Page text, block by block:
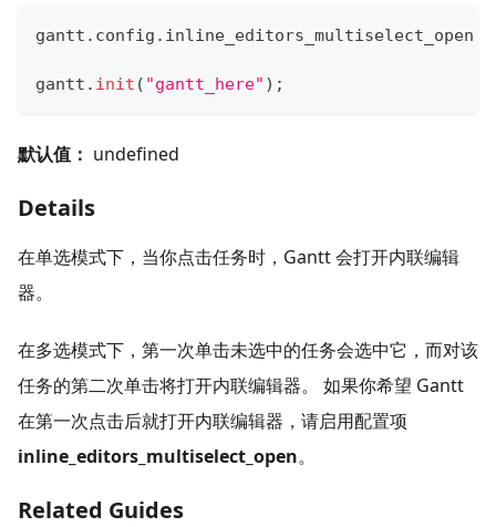
gantt . config . inline_editors_multiselect_open
gantt . init ( "gantt_here" ) ;
默认值： undefined
Details
在单选模式下，当你点击任务时，Gantt 会打开内联编辑
器。
在多选模式下，第一次单击未选中的任务会选中它，而对该
任务的第二次单击将打开内联编辑器。 如果你希望 Gantt
在第一次点击后就打开内联编辑器，请启用配置项
inline_editors_multiselect_open。
Related Guides